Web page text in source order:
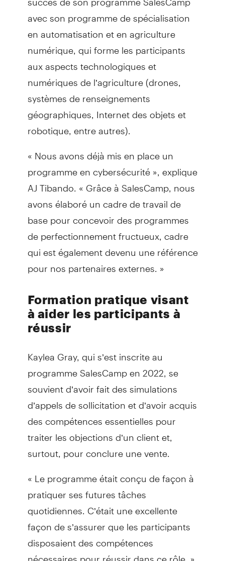
avec son programme de spécialisation
en automatisation et en agriculture
numérique, qui forme les participants
aux aspects technologiques et
numériques de l’agriculture (drones,
systèmes de renseignements
géographiques, Internet des objets et
robotique, entre autres).
« Nous avons déjà mis en place un
programme en cybersécurité », explique
AJ Tibando. « Grâce à SalesCamp, nous
avons élaboré un cadre de travail de
base pour concevoir des programmes
de perfectionnement fructueux, cadre
qui est également devenu une référence
pour nos partenaires externes. »
Formation pratique visant
à aider les participants à
réussir
Kaylea Gray, qui s’est inscrite au
programme SalesCamp en 2022, se
souvient d’avoir fait des simulations
d’appels de sollicitation et d’avoir acquis
des compétences essentielles pour
traiter les objections d’un client et,
surtout, pour conclure une vente.
« Le programme était conçu de façon à
pratiquer ses futures tâches
quotidiennes. C’était une excellente
façon de s’assurer que les participants
disposaient des compétences
nécessaires pour réussir dans ce rôle. »